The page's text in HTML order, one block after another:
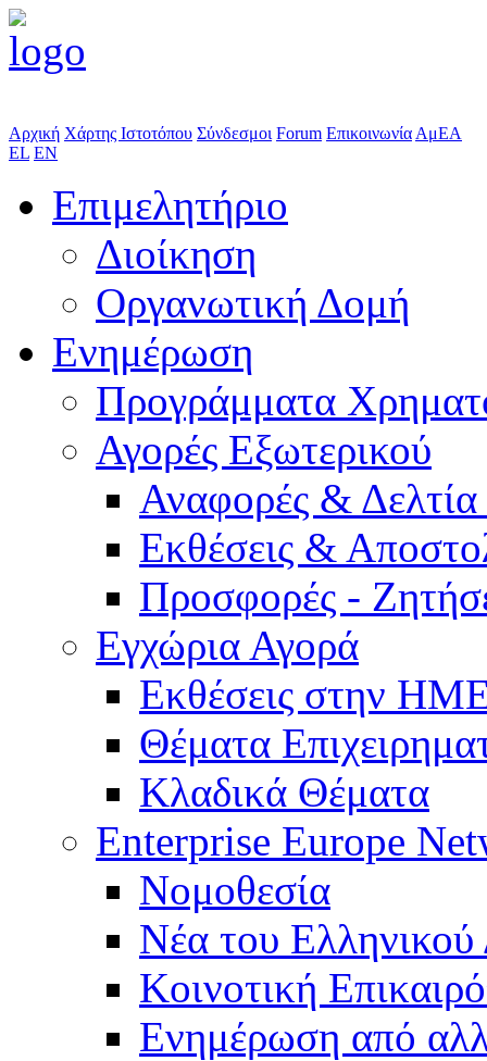
Αρχική Χάρτης Ιστοτόπου Σύνδεσμοι Forum Επικοινωνία ΑμΕΑ
EL EN
Επιμελητήριο
Διοίκηση
Οργανωτική Δομή
Ενημέρωση
Προγράμματα
Αγορές Εξωτερικού
Αναφορές &
Εκθέσεις &
Προσφορές -
Εγχώρια Αγορά
Εκθέσεις στην
Θέματα
Κλαδικά Θέματα
Enterprise Europe
Νομοθεσία
Νέα του Ελληνικού
Κοινοτική
Ενημέρωση από